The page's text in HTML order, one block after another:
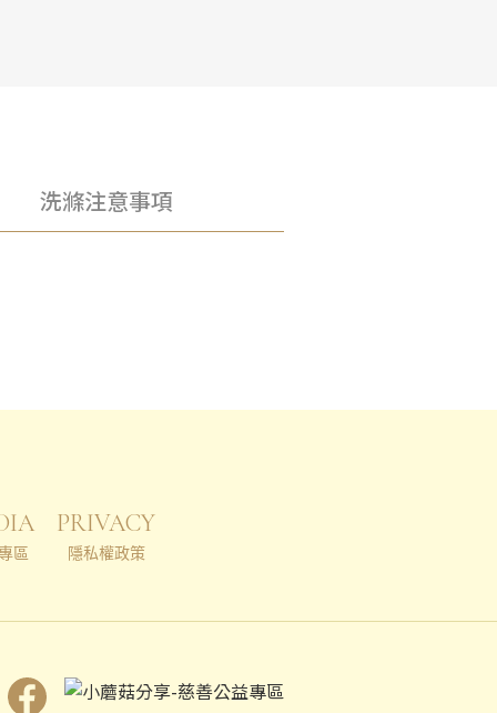
洗滌注意事項
區
PRIVACY
隱私權政策